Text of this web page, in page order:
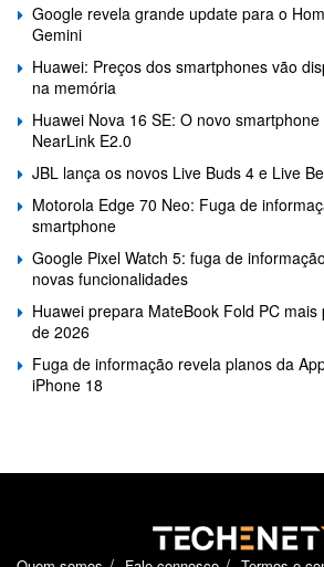
Google revela grande update para o
Gemini
Huawei: Preços dos smartphones vão
na memória
Huawei Nova 16 SE: O novo
NearLink E2.0
JBL lança os novos Live Buds 4 e Live
Motorola Edge 70 Neo: Fuga de
smartphone
Google Pixel Watch 5: fuga de
novas funcionalidades
Huawei prepara MateBook Fold PC
de 2026
Fuga de informação revela planos da
iPhone 18